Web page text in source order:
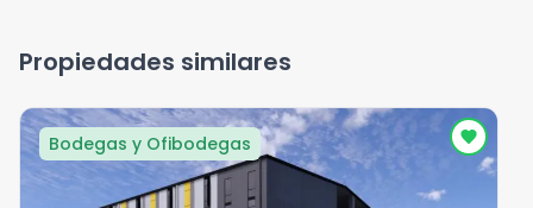
Propiedades similares
Bodegas y Ofibodegas